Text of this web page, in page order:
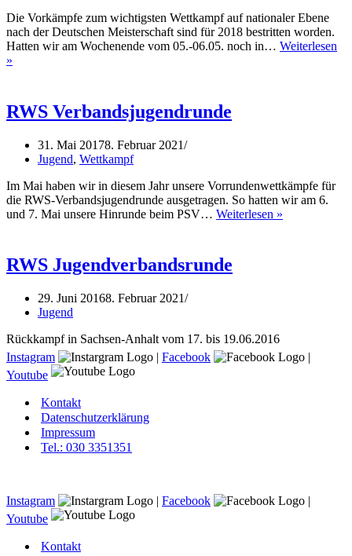
Die Vorkämpfe zum wichtigsten Wettkampf auf nationaler Ebene
nach der Deutschen Meisterschaft sind für 2018 bestritten worden.
Hatten wir am Wochenende vom 05.-06.05. noch in… Weiterlesen
»
RWS Verbandsjugendrunde
31. Mai 20178. Februar 2021
Jugend, Wettkampf
Im Mai haben wir in diesem Jahr unsere Vorrundenwettkämpfe für
die RWS-Verbandsjugendrunde ausgetragen. So hatten wir am 6.
und 7. Mai unsere Hinrunde beim PSV… Weiterlesen »
RWS Jugendverbandsrunde
29. Juni 20168. Februar 2021
Jugend
Rückkampf in Sachsen-Anhalt vom 17. bis 19.06.2016
Instagram
| Facebook
|
Youtube
Kontakt
Datenschutzerklärung
Impressum
Tel.: 030 3351351
Instagram | Facebook
|
Youtube
Kontakt